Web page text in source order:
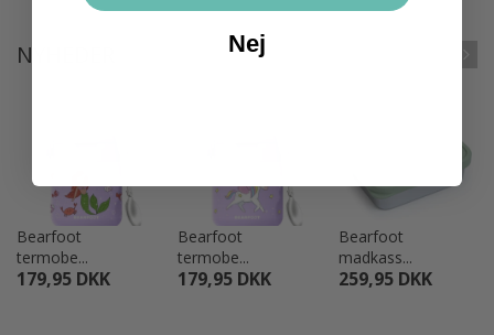
NYHEDER
Bearfoot
termobe...
179,95 DKK
Bearfoot
termobe...
179,95 DKK
Bearfoot
madkass...
259,95 DKK
Nej